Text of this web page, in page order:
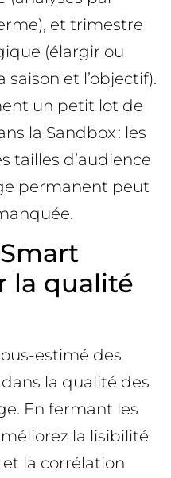
et trimestre
(élargir ou
saison et l’objectif).
un petit lot de
la Sandbox : les
tailles d’audience
permanent peut
la qualité
estimé des
la qualité des
En fermant les
la lisibilité
la corrélation